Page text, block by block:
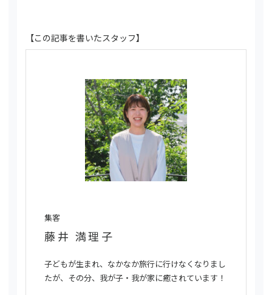
【この記事を書いたスタッフ】
集客
藤井 満理子
子どもが生まれ、なかなか旅行に行けなくなりまし
たが、その分、我が子・我が家に癒されています！